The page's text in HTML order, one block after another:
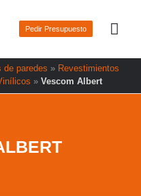
Pedir Presupuesto
de paredes » Revestimientos
» Vescom Albert